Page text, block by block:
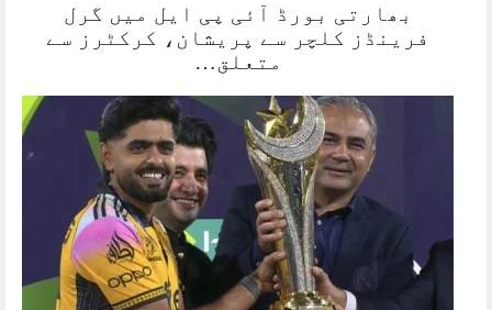
بھارتی بورڈ آئی پی ایل میں گرل
فرینڈز کلچر سے پریشان، کرکٹرز سے
متعلق…